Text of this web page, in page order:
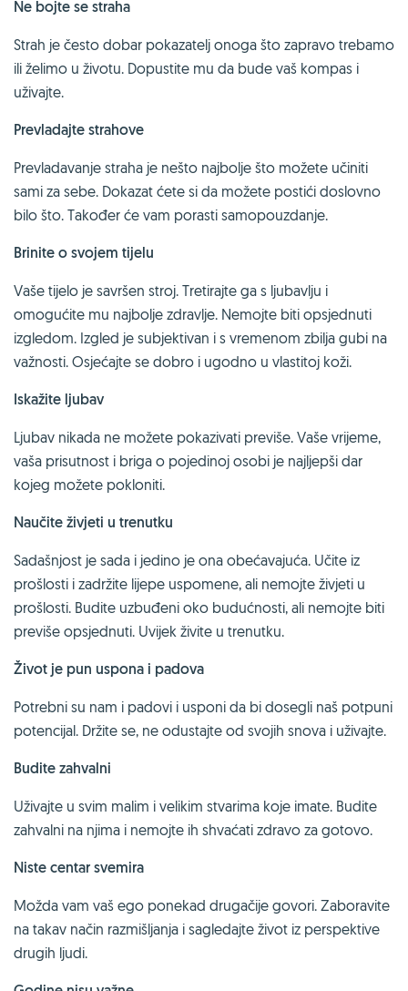
Ne bojte se straha
Strah je često dobar pokazatelj onoga što zapravo trebamo
ili želimo u životu. Dopustite mu da bude vaš kompas i
uživajte.
Prevladajte strahove
Prevladavanje straha je nešto najbolje što možete učiniti
sami za sebe. Dokazat ćete si da možete postići doslovno
bilo što. Također će vam porasti samopouzdanje.
Brinite o svojem tijelu
Vaše tijelo je savršen stroj. Tretirajte ga s ljubavlju i
omogućite mu najbolje zdravlje. Nemojte biti opsjednuti
izgledom. Izgled je subjektivan i s vremenom zbilja gubi na
važnosti. Osjećajte se dobro i ugodno u vlastitoj koži.
Iskažite ljubav
Ljubav nikada ne možete pokazivati previše. Vaše vrijeme,
vaša prisutnost i briga o pojedinoj osobi je najljepši dar
kojeg možete pokloniti.
Naučite živjeti u trenutku
Sadašnjost je sada i jedino je ona obećavajuća. Učite iz
prošlosti i zadržite lijepe uspomene, ali nemojte živjeti u
prošlosti. Budite uzbuđeni oko budućnosti, ali nemojte biti
previše opsjednuti. Uvijek živite u trenutku.
Život je pun uspona i padova
Potrebni su nam i padovi i usponi da bi dosegli naš potpuni
potencijal. Držite se, ne odustajte od svojih snova i uživajte.
Budite zahvalni
Uživajte u svim malim i velikim stvarima koje imate. Budite
zahvalni na njima i nemojte ih shvaćati zdravo za gotovo.
Niste centar svemira
Možda vam vaš ego ponekad drugačije govori. Zaboravite
na takav način razmišljanja i sagledajte život iz perspektive
drugih ljudi.